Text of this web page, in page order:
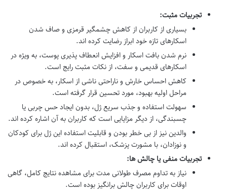
تجربیات مثبت:
بسیاری از کاربران از کاهش چشمگیر قرمزی و صاف شدن
اسکارهای تازه خود ابراز رضایت کرده اند.
نرم شدن بافت اسکار و افزایش انعطاف پذیری پوست، به ویژه در
اسکارهای قدیمی و سفت، از نکات مثبت رایج است.
کاهش احساس خارش و ناراحتی ناشی از اسکار، به خصوص در
مراحل اولیه بهبود، مورد تحسین قرار گرفته است.
سهولت استفاده و جذب سریع ژل، بدون ایجاد حس چربی یا
چسبندگی، از دیگر مزایایی است که کاربران به آن اشاره کرده اند.
والدین نیز از بی خطر بودن و قابلیت استفاده این ژل برای کودکان
و نوزادان، با مشورت پزشک، استقبال کرده اند.
تجربیات منفی یا چالش ها:
نیاز به تداوم مصرف طولانی مدت برای مشاهده نتایج کامل، گاهی
اوقات برای کاربران چالش برانگیز بوده است.